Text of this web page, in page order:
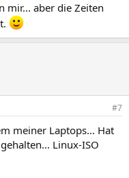
mir... aber die Zeiten
#7
meiner Laptops... Hat
Linux-ISO